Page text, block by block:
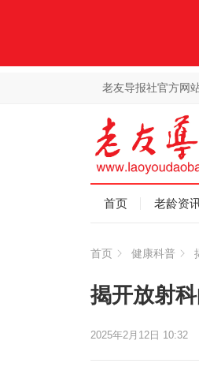
老友导报社官方网
首页 老龄资
首页 健康科普
揭开放射
2025年2月12日 10:32